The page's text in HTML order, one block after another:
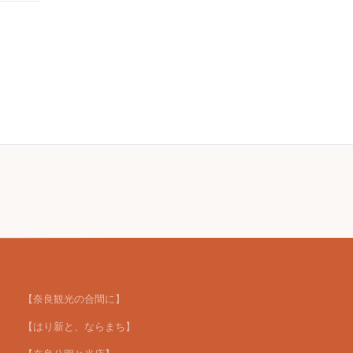
【奈良観光の合間に】
【はり新と、ならまち】